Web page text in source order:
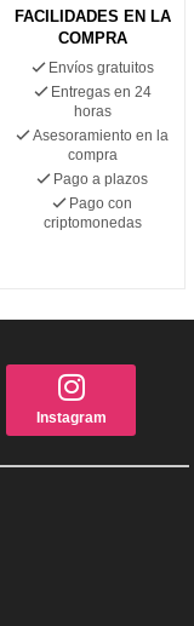
FACILIDADES EN LA
COMPRA
Envíos gratuitos
Entregas en 24
horas
Asesoramiento en la
compra
Pago a plazos
Pago con
criptomonedas
Instagram